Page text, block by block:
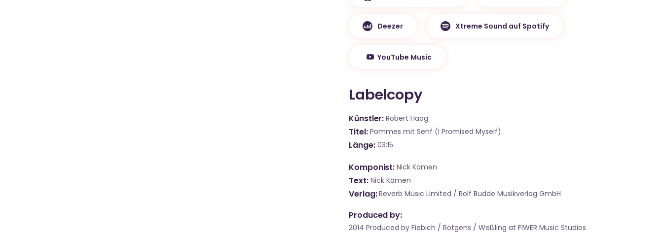
Deezer Xtreme Sound auf Spotify
YouTube Music
Labelcopy
Künstler Robert Haag
Titel Pommes mit Senf (I Promised Myself)
Länge 03:15
Komponist Nick Kamen
Text Nick Kamen
Verlag Reverb Music Limited / Rolf Budde Musikverlag GmbH
Produced by:
2014 Produced by Fiebich / Rötgens / Weßling at FIWER Music Studios